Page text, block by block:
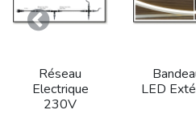
Réseau
Electrique
230V
LED
Precedente